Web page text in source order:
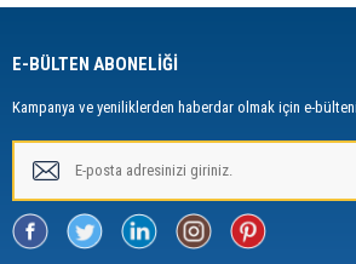
E-BÜLTEN ABONELİĞİ
Kampanya ve yeniliklerden haberdar olmak için e-